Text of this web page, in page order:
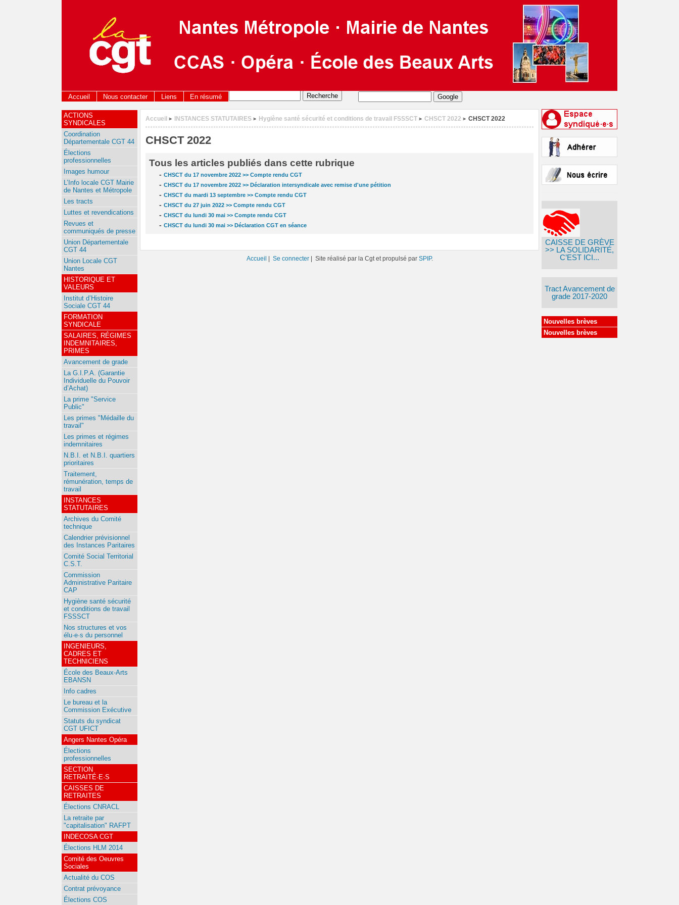
Accueil Nous contacter Liens En résumé
Accueil > INSTANCES STATUTAIRES > Hygiène santé sécurité et conditions de travail FSSSCT > CHSCT 2022 > CHSCT 2022
CHSCT 2022
Tous les articles publiés dans cette rubrique
- CHSCT du 17 novembre 2022 >> Compte rendu CGT
- CHSCT du 17 novembre 2022 >> Déclaration intersyndicale avec remise d'une pétition
- CHSCT du mardi 13 septembre >> Compte rendu CGT
- CHSCT du 27 juin 2022 >> Compte rendu CGT
- CHSCT du lundi 30 mai >> Compte rendu CGT
- CHSCT du lundi 30 mai >> Déclaration CGT en séance
CAISSE DE GRÈVE
>> LA SOLIDARITÉ,
C’EST ICI...
Tract Avancement de
grade 2017-2020
Nouvelles brèves
Nouvelles brèves
ACTIONS
SYNDICALES
Coordination
Départementale CGT 44
Élections
professionnelles
Images humour
L’Info locale CGT Mairie
de Nantes et Métropole
Les tracts
Luttes et revendications
Revues et
communiqués de presse
Union Départementale
CGT 44
Union Locale CGT
Nantes
HISTORIQUE ET
VALEURS
Institut d’Histoire
Sociale CGT 44
FORMATION
SYNDICALE
SALAIRES, RÉGIMES
INDEMNITAIRES,
PRIMES
Avancement de grade
La G.I.P.A. (Garantie
Individuelle du Pouvoir
d’Achat)
La prime "Service
Public"
Les primes "Médaille du
travail"
Les primes et régimes
indemnitaires
N.B.I. et N.B.I. quartiers
prioritaires
Traitement,
rémunération, temps de
travail
INSTANCES
STATUTAIRES
Archives du Comité
technique
Calendrier prévisionnel
des Instances Paritaires
Comité Social Territorial
C.S.T.
Commission
Administrative Paritaire
CAP
Hygiène santé sécurité
et conditions de travail
FSSSCT
Nos structures et vos
élu·e·s du personnel
INGENIEURS,
CADRES ET
TECHNICIENS
École des Beaux-Arts
EBANSN
Info cadres
Le bureau et la
Commission Exécutive
Statuts du syndicat
CGT UFICT
Angers Nantes Opéra
Élections
professionnelles
SECTION
RETRAITÉ·E·S
CAISSES DE
RETRAITES
Élections CNRACL
La retraite par
"capitalisation" RAFPT
INDECOSA CGT
Élections HLM 2014
Comité des Oeuvres
Sociales
Actualité du COS
Contrat prévoyance
Élections COS
Accueil | Se connecter| Site réalisé par la Cgt et propulsé par SPIP.